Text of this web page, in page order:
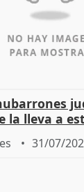
la lleva a
31/07/